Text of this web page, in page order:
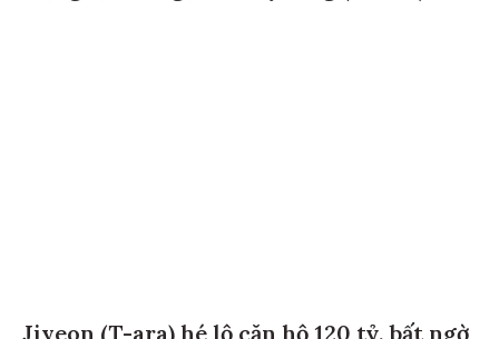
Jiyeon (T-ara) hé lộ căn hộ 120 tỷ, bất ngờ